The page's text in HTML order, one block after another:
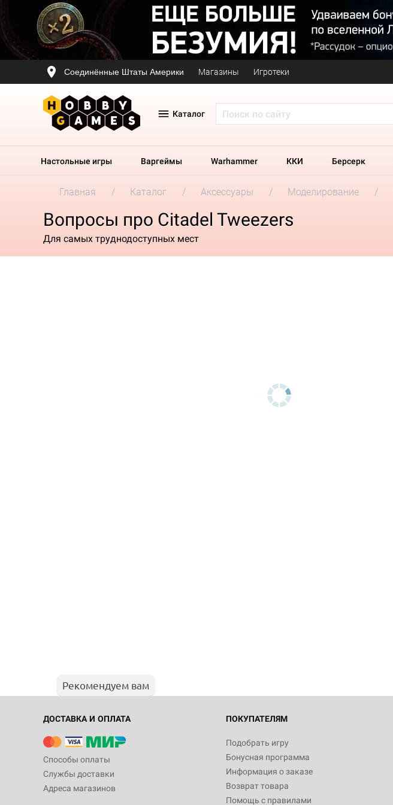
Соединённые Штаты Америки Магазины Игротеки
Каталог
Настольные игры Варгеймы Warhammer ККИ Берсерк
Главная Каталог Аксессуары Моделирование
Вопросы про Citadel Tweezers
Для самых труднодоступных мест
Рекомендуем вам
ДОСТАВКА И ОПЛАТА
Способы оплаты
Службы доставки
Адреса магазинов
ПОКУПАТЕЛЯМ
Подобрать игру
Бонусная программа
Информация о заказе
Возврат товара
Помощь с правилами